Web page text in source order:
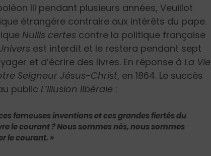
III pendant plusieurs années, Veuillot
étrangère contraire aux intérêts du pape.
Nullis certes contre la politique française
est interdit et le restera pendant sept
et d’écrire des livres. En réponse à La Vie
Seigneur Jésus-Christ, en 1864. Le succès
public L’Illusion libérale :
fameuses inventions et ces grandes fiertés du
le courant ? Nous sommes nés, nous sommes
le courant. »